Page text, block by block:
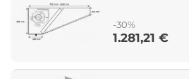
-30%
Price
1.281,21 €